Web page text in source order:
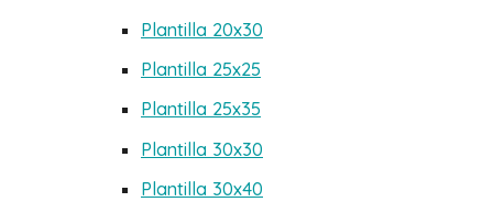
Plantilla 20x30
Plantilla 25x25
Plantilla 25x35
Plantilla 30x30
Plantilla 30x40